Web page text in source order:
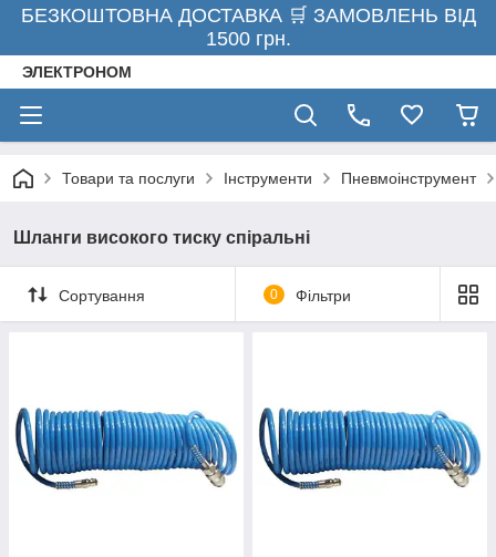
БЕЗКОШТОВНА ДОСТАВКА 🛒 ЗАМОВЛЕНЬ ВІД
1500 грн.
ЭЛЕКТРОНОМ
Товари та послуги Інструменти Пневмоінструмент
Шланги високого тиску спіральні
Сортування 0 Фільтри